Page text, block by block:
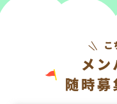
メン
随時